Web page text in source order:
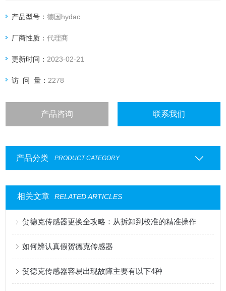
产品型号：德国hydac
厂商性质：代理商
更新时间： 2023-02-21
访 问 量： 2278
产品咨询 联系我们
产品分类 PRODUCT CATEGORY
相关文章 RELATED ARTICLES
贺德克传感器更换全攻略：从拆卸到校准的精准操作
如何辨认真假贺德克传感器
贺德克传感器容易出现故障主要有以下4种